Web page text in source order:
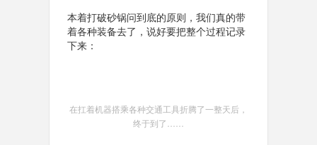
本着打破砂锅问到底的原则，我们真的带
着各种装备去了，说好要把整个过程记录
下来：
在扛着机器搭乘各种交通工具折腾了一整天后，
终于到了……